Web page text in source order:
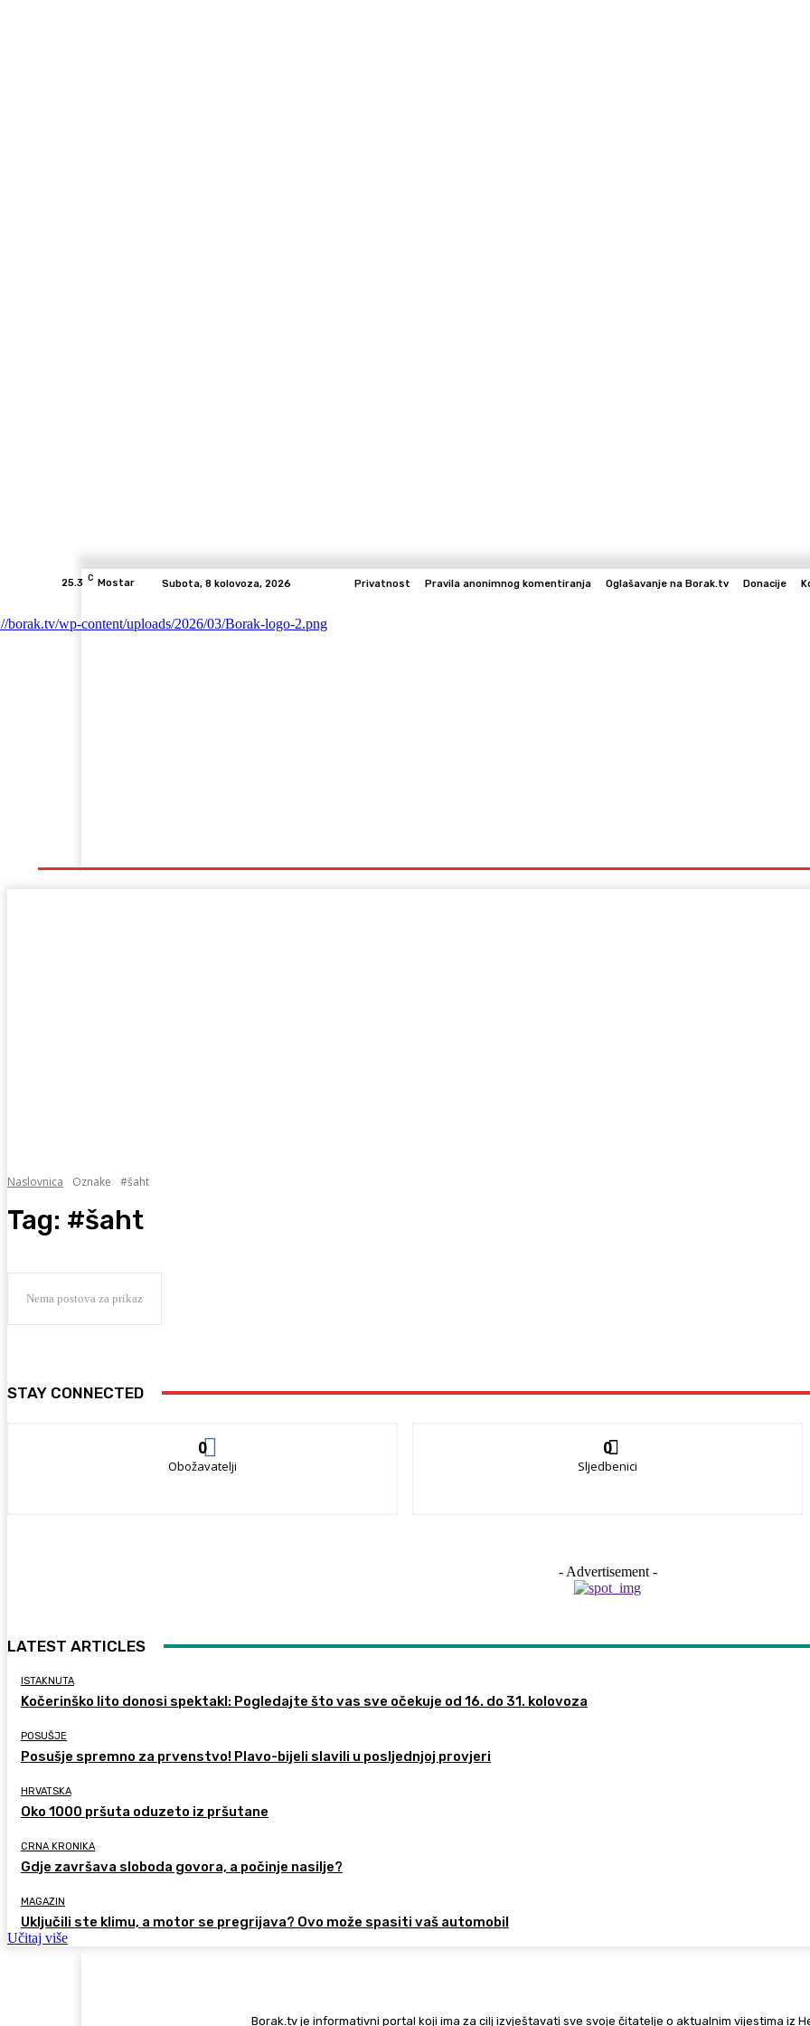
25.3 C Mostar Subota, 8 kolovoza, 2026 Privatnost Pravila anonimnog komentiranja Oglašavanje na Borak.tv Donacije
Naslovnica Oznake #šaht
Tag: #šaht
Nema postova za prikaz
STAY CONNECTED
0
Obožavatelji
0
Sljedbenici
- Advertisement -
LATEST ARTICLES
ISTAKNUTA
Kočerinško lito donosi spektakl: Pogledajte što vas sve očekuje od 16. do 31. kolovoza
POSUŠJE
Posušje spremno za prvenstvo! Plavo-bijeli slavili u posljednjoj provjeri
HRVATSKA
Oko 1000 pršuta oduzeto iz pršutane
CRNA KRONIKA
Gdje završava sloboda govora, a počinje nasilje?
MAGAZIN
Uključili ste klimu, a motor se pregrijava? Ovo može spasiti vaš automobil
Učitaj više
Borak.tv je informativni portal koji ima za cilj izvještavati sve svoje čitatelje o aktualnim vijestima iz